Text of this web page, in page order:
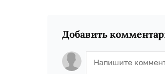
Добавить